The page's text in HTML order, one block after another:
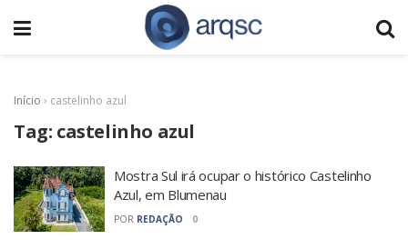
Início › castelinho azul
Tag: castelinho azul
Mostra Sul irá ocupar o histórico Castelinho
Azul, em Blumenau
POR REDAÇÃO 0